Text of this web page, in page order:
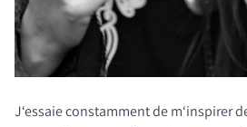
J‘essaie constamment de m‘inspirer